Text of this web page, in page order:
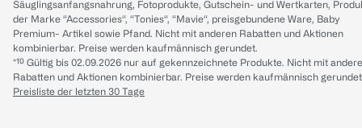
Säuglingsanfangsnahrung, Fotoprodukte, Gutschein- und Wertkarten,
der Marke “Accessories“, “Tonies“, “Mavie“, preisgebundene Ware, Baby
Premium- Artikel sowie Pfand. Nicht mit anderen Rabatten und Aktionen
kombinierbar. Preise werden kaufmännisch gerundet.
*¹⁰ Gültig bis 02.09.2026 nur auf gekennzeichnete Produkte. Nicht mit
Rabatten und Aktionen kombinierbar. Preise werden kaufmännisch
Preisliste der letzten 30 Tage